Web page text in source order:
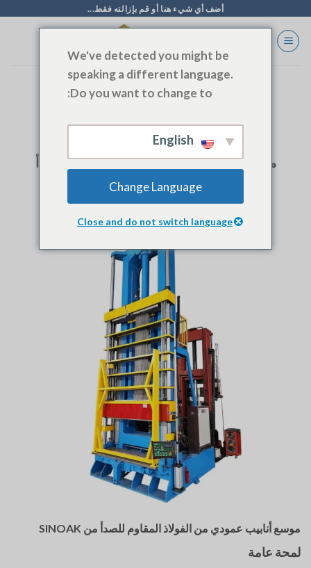
المحتوى
أضف أي شيء هنا أو قم بإزالته فقط...
الوسم الأرشيف:VERTICAL EXPANDER
المدونة
موسع أنابيب عمودي من الفولاذ المقاوم للصدأ
موسع أنابيب عمودي من الفولاذ المقاوم للصدأ من SINOAK
لمحة عامة
We've detected you might be
speaking a different language.
Do you want to change to:
Change Language
Close and do not switch language